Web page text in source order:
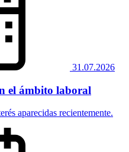
31.07.2026
el ámbito laboral
aparecidas recientemente.